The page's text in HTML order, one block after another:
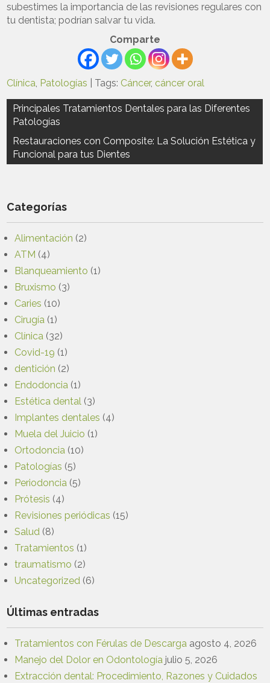
subestimes la importancia de las revisiones regulares con
tu dentista; podrían salvar tu vida.
Comparte
Clínica, Patologías | Tags: Cáncer, cáncer oral
Navegación
de
entradas
Principales Tratamientos Dentales para las Diferentes
Patologías
Restauraciones con Composite: La Solución Estética y
Funcional para tus Dientes
Categorías
Alimentación (2)
ATM (4)
Blanqueamiento (1)
Bruxismo (3)
Caries (10)
Cirugía (1)
Clínica (32)
Covid-19 (1)
dentición (2)
Endodoncia (1)
Estética dental (3)
Implantes dentales (4)
Muela del Juicio (1)
Ortodoncia (10)
Patologías (5)
Periodoncia (5)
Prótesis (4)
Revisiones periódicas (15)
Salud (8)
Tratamientos (1)
traumatismo (2)
Uncategorized (6)
Últimas entradas
Tratamientos con Férulas de Descarga agosto 4, 2026
Manejo del Dolor en Odontología julio 5, 2026
Extracción dental: Procedimiento, Razones y Cuidados